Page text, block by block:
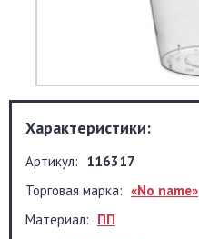
Характеристики:
Артикул: 116317
Торговая марка: «No name»
Материал: ПП